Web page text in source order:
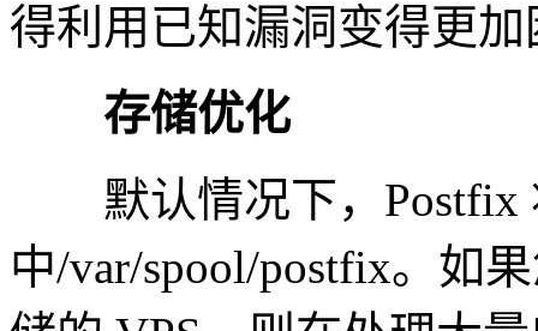
得利用已知漏洞变得更加
存储优化
默认情况下，Postfix
中/var/spool/postfix。如